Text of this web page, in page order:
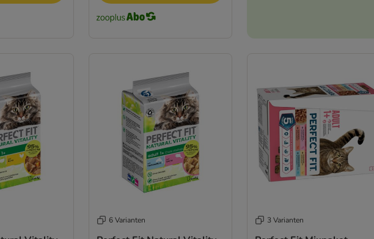
6 Varianten 3 Varianten